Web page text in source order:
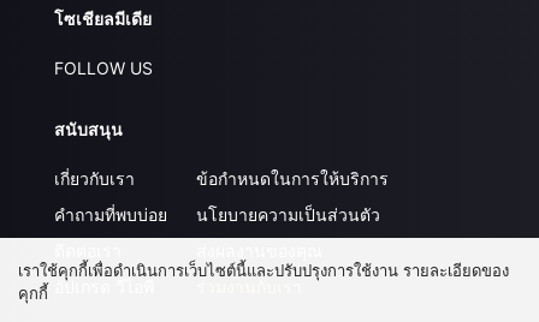
โซเชียลมีเดีย
FOLLOW US
สนับสนุน
เกี่ยวกับเรา
คำถามที่พบบ่อย
อัปเกรด วีไอพี
ข้อกำหนดในการให้บริการ
นโยบายความเป็นส่วนตัว
เราใช้คุกกี้เพื่อดำเนินการเว็บไซต์นี้และปรับปรุงการใช้งาน รายละเอียดของ
คุกกี้